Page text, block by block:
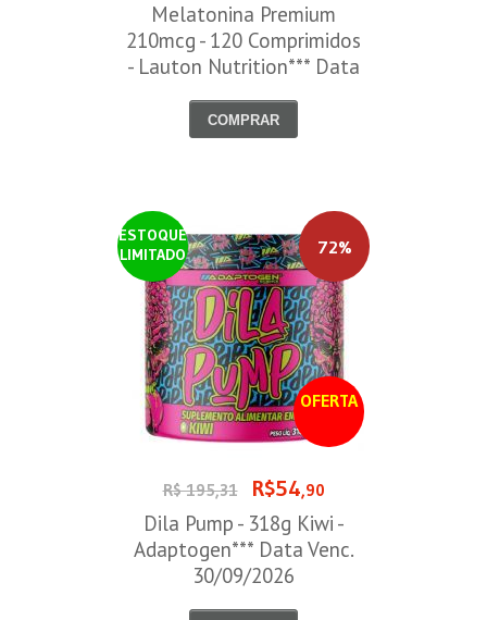
Melatonina Premium
210mcg - 120 Comprimidos
- Lauton Nutrition*** Data
COMPRAR
ESTOQUE
LIMITADO
OFERTA
72%
R$ 195,31 R$54,90
Dila Pump - 318g Kiwi -
Adaptogen*** Data Venc.
30/09/2026